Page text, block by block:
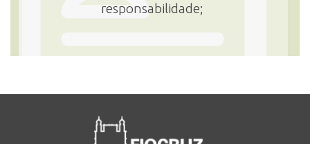
responsabilidade;